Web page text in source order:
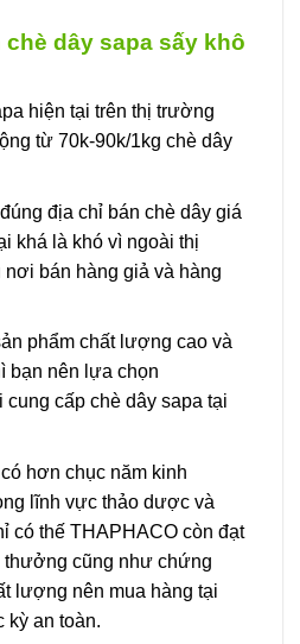
dây sapa sấy khô
hiện tại trên thị trường
từ 70k-90k/1kg chè dây
địa chỉ bán chè dây giá
khá là khó vì ngoài thị
bán hàng giả và hàng
phẩm chất lượng cao và
bạn nên lựa chọn
cung cấp chè dây sapa tại
hơn chục năm kinh
lĩnh vực thảo dược và
có thế THAPHACO còn đạt
cũng như chứng
lượng nên mua hàng tại
kỳ an toàn.